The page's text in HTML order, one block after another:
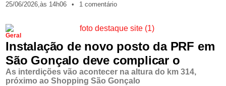
25/06/2026,às 14h06 • 1 comentário
Geral
Instalação de novo posto da PRF em
São Gonçalo deve complicar o
As interdições vão acontecer na altura do km 314,
próximo ao Shopping São Gonçalo